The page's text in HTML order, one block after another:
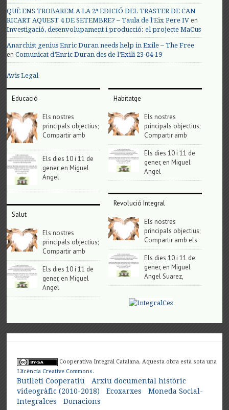
QUÈ ENS TROBAREM A LA 2ª EDICIÓ DEL TRASTER DE CAN
RICART AQUEST 4 DE SETEMBRE? – Taula de l'Eix Pere IV en
Investigació, desenvolupament i producció: el projecte MaCus
Anarchist genius Enric Duran needs help in Exile – The Free
enComunicat d’Enric Duran des de l’Exili 23-04-19
Avis Legal
Educació
Els nostres
principals objectius;
Compartir amb
Els dies 10 i 11 de
gener, en Miguel
Angel
Salut
Els nostres
principals objectius;
Compartir amb
Els dies 10 i 11 de
gener, en Miguel
Angel
Habitatge
Els nostres
principals objectius;
Compartir amb
Els dies 10 i 11 de
gener, en Miguel
Angel
Revolució Integral
Els nostres
principals objectius;
Compartir amb els
Els dies 10 i 11 de
gener, en Miguel
Angel Suarez,
Cooperativa Integral Catalana. Aquesta obra està sota una
Llicència Creative Commons.
Butlletí Cooperatiu
Arxiu documental històric
videogràfic (2010-2018)
Ecoxarxes
Moneda Social-
Integralces
Donacions